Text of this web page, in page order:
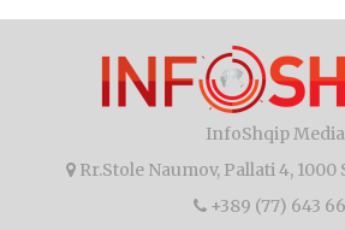
InfoShqip Media
Rr.Stole Naumov, Pallati 4,
+389 (77) 643